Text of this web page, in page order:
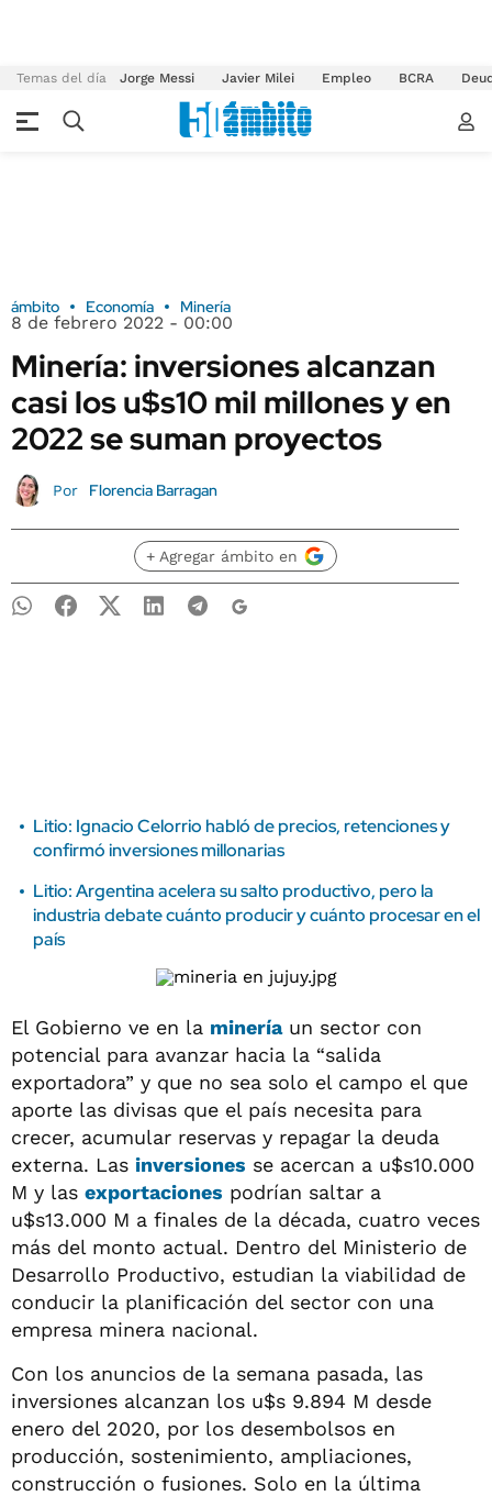
Temas del día Jorge Messi Javier Milei Empleo BCRA
ámbito Economía Minería
8 de febrero 2022 - 00:00
Minería: inversiones alcanzan
casi los u$s10 mil millones y en
2022 se suman proyectos
Por Florencia Barragan
+ Agregar ámbito en
Litio: Ignacio Celorrio habló de precios, retenciones y
confirmó inversiones millonarias
Litio: Argentina acelera su salto productivo, pero la
industria debate cuánto producir y cuánto procesar en el
país
El Gobierno ve en la mineríaun sector con
potencial para avanzar hacia la “salida
exportadora” y que no sea solo el campo el que
aporte las divisas que el país necesita para
crecer, acumular reservas y repagar la deuda
externa. Las inversiones se acercan a u$s10.000
M y las exportaciones podrían saltar a
u$s13.000 M a finales de la década, cuatro veces
más del monto actual. Dentro del Ministerio de
Desarrollo Productivo, estudian la viabilidad de
conducir la planificación del sector con una
empresa minera nacional.
Con los anuncios de la semana pasada, las
inversiones alcanzan los u$s 9.894 M desde
enero del 2020, por los desembolsos en
producción, sostenimiento, ampliaciones,
construcción o fusiones. Solo en la última